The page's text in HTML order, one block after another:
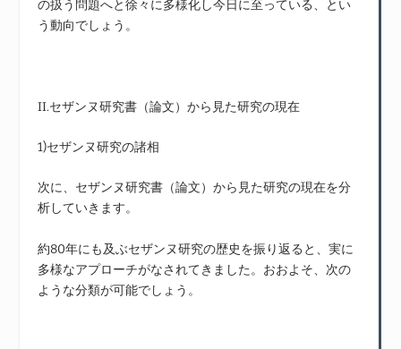
の扱う問題へと徐々に多様化し今日に至っている、とい
う動向でしょう。
II.セザンヌ研究書（論文）から見た研究の現在
1)セザンヌ研究の諸相
次に、セザンヌ研究書（論文）から見た研究の現在を分
析していきます。
約80年にも及ぶセザンヌ研究の歴史を振り返ると、実に
多様なアプローチがなされてきました。おおよそ、次の
ような分類が可能でしょう。